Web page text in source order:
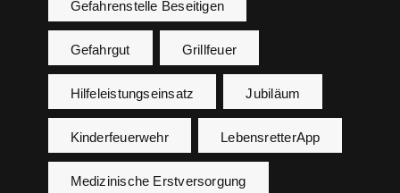
Gefahrenstelle Beseitigen
Gefahrgut Grillfeuer
Hilfeleistungseinsatz Jubiläum
Kinderfeuerwehr LebensretterApp
Medizinische Erstversorgung